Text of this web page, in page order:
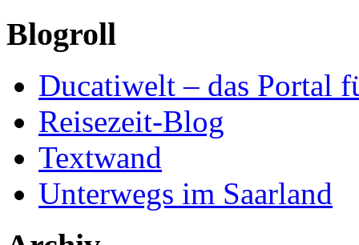
Blogroll
Ducatiwelt – das Portal
Reisezeit-Blog
Textwand
Unterwegs im Saarland